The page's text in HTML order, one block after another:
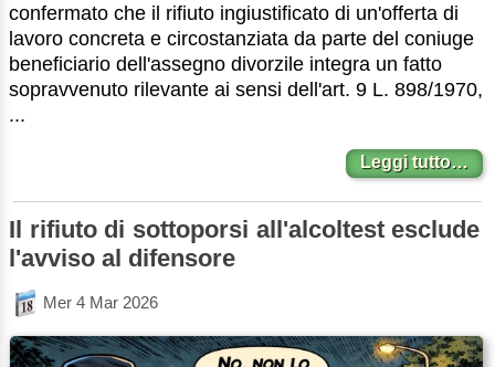
confermato che il rifiuto ingiustificato di un'offerta di
lavoro concreta e circostanziata da parte del coniuge
beneficiario dell'assegno divorzile integra un fatto
sopravvenuto rilevante ai sensi dell'art. 9 L. 898/1970,
...
Leggi tutto…
Il rifiuto di sottoporsi all'alcoltest esclude
l'avviso al difensore
Mer 4 Mar 2026